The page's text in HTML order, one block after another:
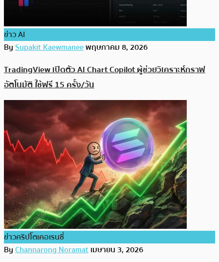
ข่าว AI
BySupakit Kaewmaneeพฤษภาคม 8, 2026
TradingView เปิดตัว AI Chart Copilot ผู้ช่วยวิเคราะห์กราฟ
อัตโนมัติ ใช้ฟรี 15 ครั้ง/วัน
ข่าวคริปโตเคอเรนซี่
ByChannarong Noramatเมษายน 3, 2026